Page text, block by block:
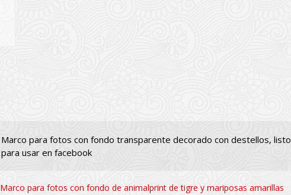
Marco para fotos con fondo transparente decorado con destellos, listo
para usar en facebook
Marco para fotos con fondo de animalprint de tigre y mariposas amarillas